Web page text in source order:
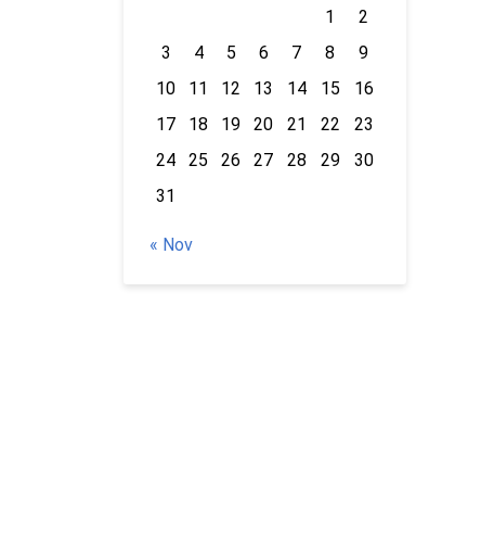
1
2
3
4 5 6 7 8
9
10
11 12 13 14 15
16
17
18 19 20 21 22
23
24
25 26 27 28 29
30
31
« Nov